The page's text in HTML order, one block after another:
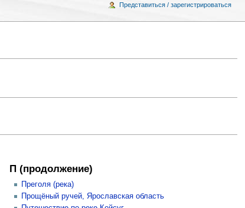
П (продолжение)
Преголя (река)
Прощёный ручей, Ярославская область
Представиться / зарегистрироваться